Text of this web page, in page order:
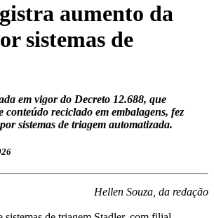
aumento da
sistemas de
em vigor do Decreto 12.688, que
conteúdo reciclado em embalagens, fez
sistemas de triagem automatizada.
Hellen Souza, da redação